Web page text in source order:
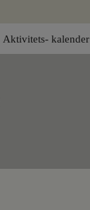
Aktivitets- kalender